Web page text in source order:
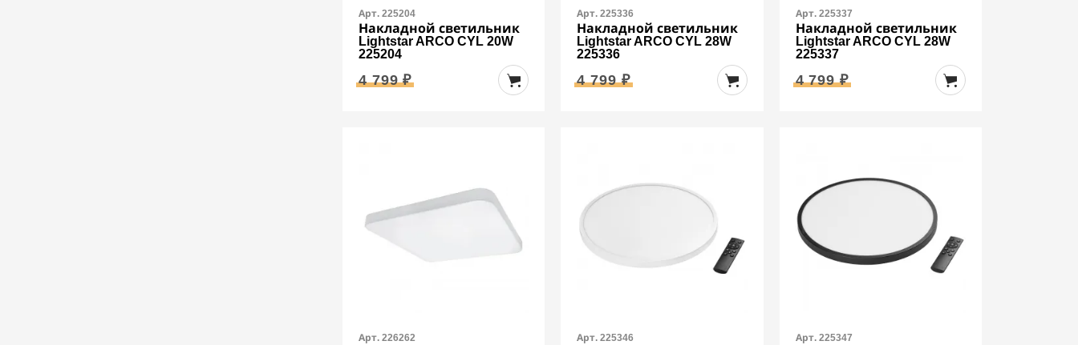
Арт. 225204
Накладной светильник
Lightstar ARCO CYL 20W
225204
4 799 ₽
Арт. 225336
Накладной светильник
Lightstar ARCO CYL 28W
225336
4 799 ₽
Арт. 225337
Накладной светильник
Lightstar ARCO CYL 28W
225337
4 799 ₽
Арт. 226262 Арт. 225346 Арт. 225347